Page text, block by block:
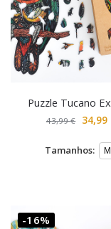
Puzzle Tucano
43,99€ 34,99
Tamanhos: M
-16%